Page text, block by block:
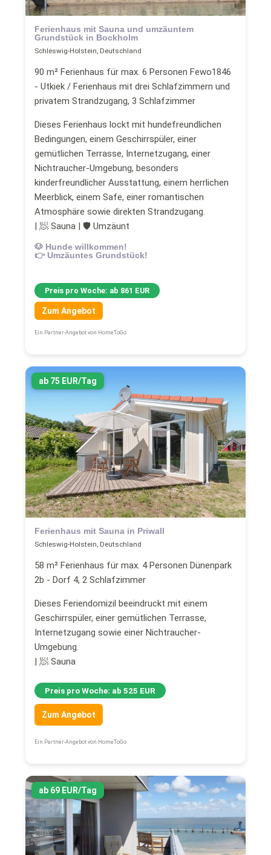
Ferienhaus mit Sauna und umzäuntem
Grundstück in Bockholm
Schleswig-Holstein, Deutschland
90 m² Ferienhaus für max. 6 Personen Fewo1846
- Utkiek / Ferienhaus mit drei Schlafzimmern und
privatem Strandzugang, 3 Schlafzimmer
Dieses Ferienhaus lockt mit hundefreundlichen
Bedingungen, einem Geschirrspüler, einer
gemütlichen Terrasse, Internetzugang, einer
Nichtraucher-Umgebung, besonders
kinderfreundlicher Ausstattung, einem herrlichen
Meerblick, einem Safe, einer romantischen
Atmosphäre sowie direkten Strandzugang.
| 🧖 Sauna | 🛡 Umzäunt
🐶 Hunde willkommen!
👉 Umzäuntes Grundstück!
Preis pro Woche: ab 861 EUR
Zum Angebot
Ein Partner-Angebot von HomeToGo
ab 75 EUR/Tag
Ferienhaus mit Sauna in Priwall
Schleswig-Holstein, Deutschland
58 m² Ferienhaus für max. 4 Personen Dünenpark
2b - Dorf 4, 2 Schlafzimmer
Dieses Feriendomizil beeindruckt mit einem
Geschirrspüler, einer gemütlichen Terrasse,
Internetzugang sowie einer Nichtraucher-
Umgebung.
| 🧖 Sauna
Preis pro Woche: ab 525 EUR
Zum Angebot
Ein Partner-Angebot von HomeToGo
ab 69 EUR/Tag